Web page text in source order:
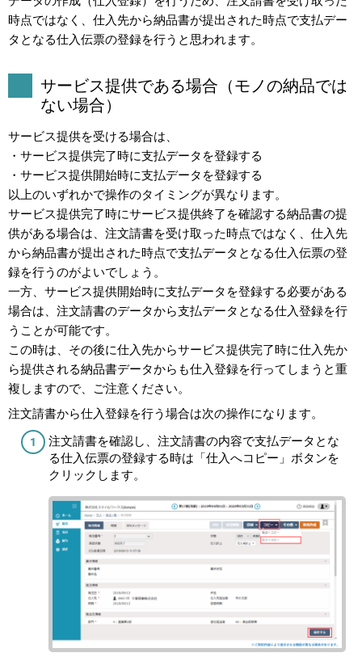
時点ではなく、仕入先から納品書が提出された時点で支払デー
タとなる仕入伝票の登録を行うと思われます。
サービス提供である場合（モノの納品では
ない場合）
サービス提供を受ける場合は、
・サービス提供完了時に支払データを登録する
・サービス提供開始時に支払データを登録する
以上のいずれかで操作のタイミングが異なります。
サービス提供完了時にサービス提供終了を確認する納品書の提
供がある場合は、注文請書を受け取った時点ではなく、仕入先
から納品書が提出された時点で支払データとなる仕入伝票の登
録を行うのがよいでしょう。
一方、サービス提供開始時に支払データを登録する必要がある
場合は、注文請書のデータから支払データとなる仕入登録を行
うことが可能です。
この時は、その後に仕入先からサービス提供完了時に仕入先か
ら提供される納品書データからも仕入登録を行ってしまうと重
複しますので、ご注意ください。
注文請書から仕入登録を行う場合は次の操作になります。
注文請書を確認し、注文請書の内容で支払データとな
る仕入伝票の登録する時は「仕入へコピー」ボタンを
クリックします。